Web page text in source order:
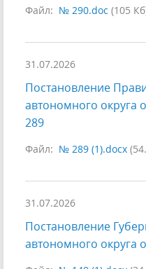
Файл: № 290.doc (105
31.07.2026
Постановление
автономного округа
289
Файл: № 289 (1).docx
31.07.2026
Постановление
автономного округа